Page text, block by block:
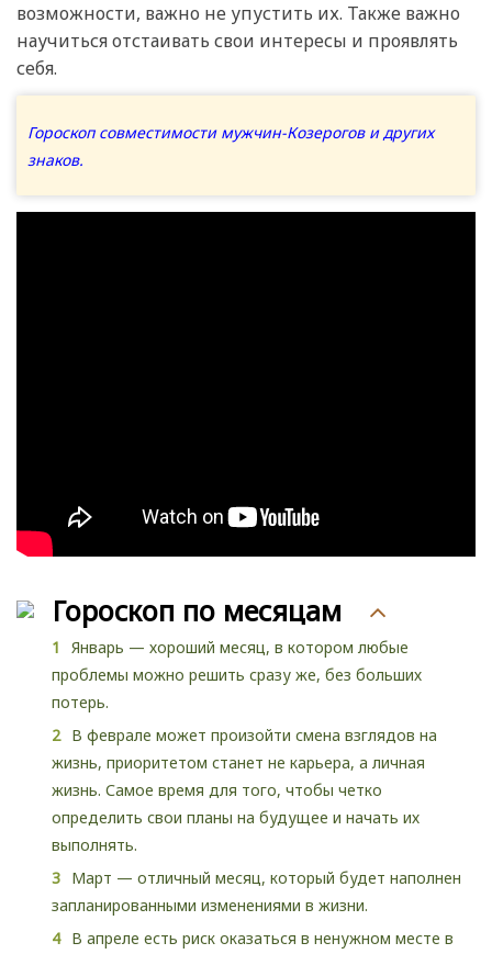
возможности, важно не упустить их. Также важно
научиться отстаивать свои интересы и проявлять
себя.
Гороскоп совместимости мужчин-Козерогов и других
знаков.
Гороскоп по месяцам
Январь — хороший месяц, в котором любые
проблемы можно решить сразу же, без больших
потерь.
В феврале может произойти смена взглядов на
жизнь, приоритетом станет не карьера, а личная
жизнь. Самое время для того, чтобы четко
определить свои планы на будущее и начать их
выполнять.
Март — отличный месяц, который будет наполнен
запланированными изменениями в жизни.
В апреле есть риск оказаться в ненужном месте в